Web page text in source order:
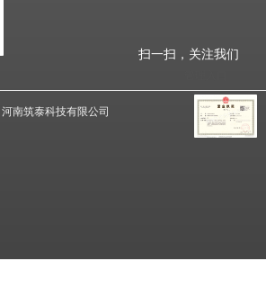
河南筑泰科技有限公司
扫一扫，关注我们